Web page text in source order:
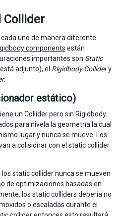
Collider
uno de manera diferente
components están
importantes son Static
adjunto), el Rigidbody Collidery
.
estático)
un Collider pero sin Rigidbody.
para nivela la geometría la cual
lugar y nunca se mueve. Los
a colisionar con el static collider
static collider nunca se mueven
de optimizaciones basadas en
los static colliders debería no
o escaladas durante el